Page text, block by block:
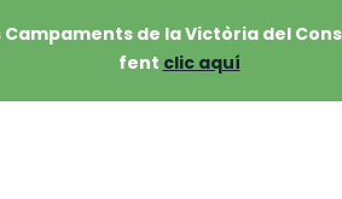
de la Victòria del
fent clic aquí